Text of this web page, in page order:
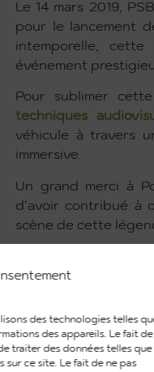
des technologies telles
des appareils. Le fait de
traiter des données telles que
sur ce site. Le fait de ne pas
Le 14 mars 2019,
pour le lancement
intemporelle,
événement
Pour sublimer
techniques
véhicule à travers
immersive.
Un grand merci à
d’avoir contribué à
scène de cette